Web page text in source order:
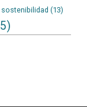
sostenibilidad (13)